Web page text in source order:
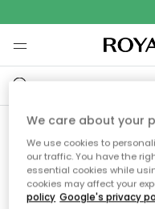
Emme
We care about your
We use cookies to
our traffic. You have the
essential cookies while
cookies may affect your
policy Google's privacy